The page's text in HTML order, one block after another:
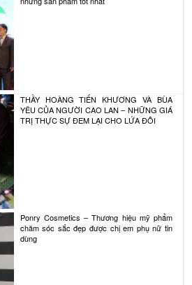
THẦY HOÀNG TIẾN KHƯƠNG VÀ BÙA
YÊU CỦA NGƯỜI CAO LAN – NHỮNG GIÁ
TRỊ THỰC SỰ ĐEM LẠI CHO LỨA ĐÔI
Ponry Cosmetics – Thương hiệu mỹ phẩm
chăm sóc sắc đẹp được chị em phụ nữ tin
dùng